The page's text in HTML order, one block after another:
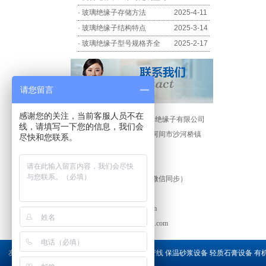
· 玻璃绝缘子存储方法
2025-4-11
· 玻璃绝缘子结构特点
2025-3-14
· 玻璃绝缘子型号规格齐全 2025-2-17
公司名称：沧州祥瑞电力绝缘子有限公司
地 址：河北省沧州市河间市沙河桥镇
电 话：0317-3863116
手 机：18733038585（微信同步）
网 址：www.hjgsdl.com
920159765@qq.com
友情链接:制砂生产设备 有机肥设备 有机肥生产线 保温砂浆设备 轻质石膏设备 有
请您留言
感谢您的关注，当前客服人员不在
线，请填写一下您的信息，我们会
尽快和您联系。